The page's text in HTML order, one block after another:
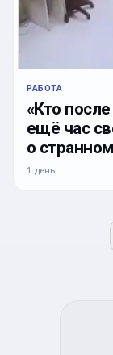
РАБОТА
«Кто
ещё час
о
1 день